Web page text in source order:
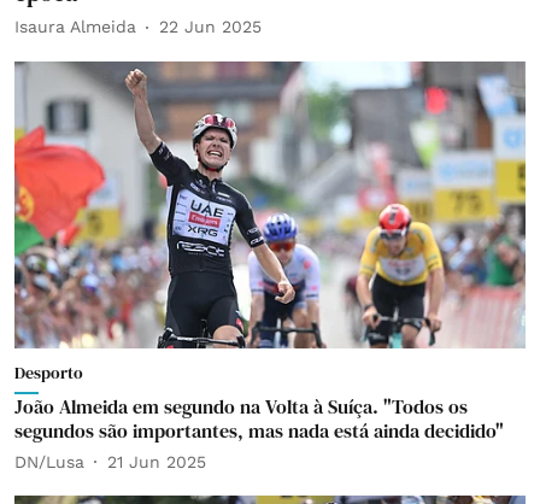
Isaura Almeida 22 Jun 2025
Desporto
João Almeida em segundo na Volta à Suíça. "Todos os
segundos são importantes, mas nada está ainda decidido"
DN/Lusa 21 Jun 2025